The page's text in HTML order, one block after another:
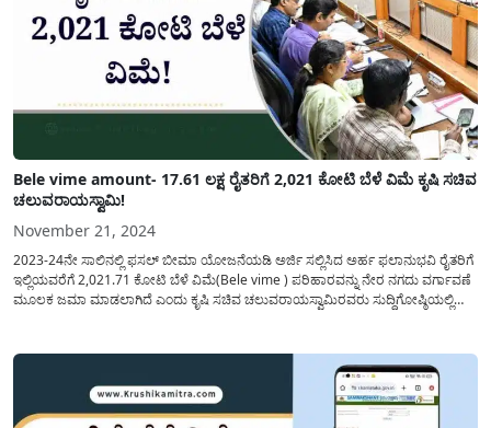
Bele vime amount- 17.61 ಲಕ್ಷ ರೈತರಿಗೆ 2,021 ಕೋಟಿ ಬೆಳೆ ವಿಮೆ ಕೃಷಿ ಸಚಿವ
ಚಲುವರಾಯಸ್ವಾಮಿ!
November 21, 2024
2023-24ನೇ ಸಾಲಿನಲ್ಲಿ ಫಸಲ್ ಬೀಮಾ ಯೋಜನೆಯಡಿ ಅರ್ಜಿ ಸಲ್ಲಿಸಿದ ಅರ್ಹ ಫಲಾನುಭವಿ ರೈತರಿಗೆ
ಇಲ್ಲಿಯವರೆಗೆ 2,021.71 ಕೋಟಿ ಬೆಳೆ ವಿಮೆ(Bele vime ) ಪರಿಹಾರವನ್ನು ನೇರ ನಗದು ವರ್ಗಾವಣೆ
ಮೂಲಕ ಜಮಾ ಮಾಡಲಾಗಿದೆ ಎಂದು ಕೃಷಿ ಸಚಿವ ಚಲುವರಾಯಸ್ವಾಮಿರವರು ಸುದ್ದಿಗೋಷ್ಠಿಯಲ್ಲಿ